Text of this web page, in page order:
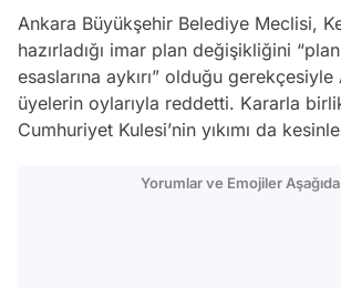
Ankara Büyükşehir Belediye Meclisi,
hazırladığı imar plan değişikliğini
esaslarına aykırı” olduğu
üyelerin oylarıyla reddetti. Kararla
Cumhuriyet Kulesi’nin yıkımı da
Yorumlar ve Emojiler Aşağıda